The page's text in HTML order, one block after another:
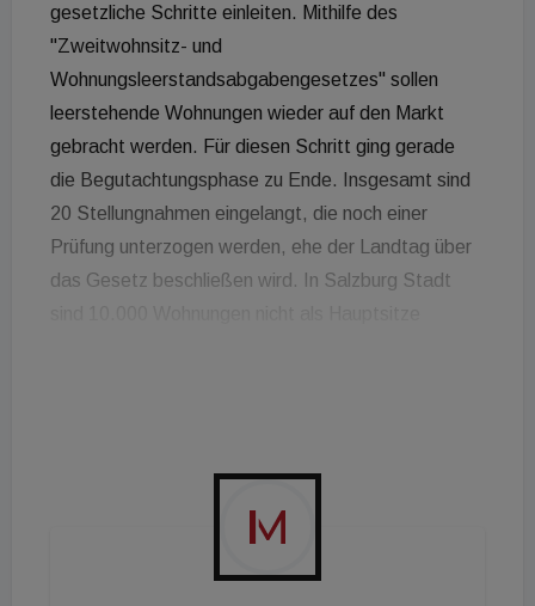
gesetzliche Schritte einleiten. Mithilfe des
"Zweitwohnsitz- und
Wohnungsleerstandsabgabengesetzes" sollen
leerstehende Wohnungen wieder auf den Markt
gebracht werden. Für diesen Schritt ging gerade
die Begutachtungsphase zu Ende. Insgesamt sind
20 Stellungnahmen eingelangt, die noch einer
Prüfung unterzogen werden, ehe der Landtag über
das Gesetz beschließen wird. In Salzburg Stadt
berichtet. "Wir erleben leider immer öfter, dass
große Investoren schlicht und ergreifend
Wohnungen kaufen, sie in weiterer Folge aber leer
stehen lassen und alleine vom Wertgewinn der